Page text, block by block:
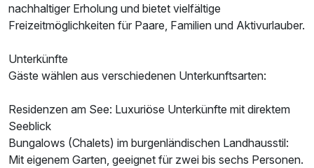
Ausstattung
Zusatznächte
Für 5 Tage p.P. ab832,00 €
nachhaltiger Erholung und bietet vielfältige
Freizeitmöglichkeiten für Paare, Familien und Aktivurlauber.
Unterkünfte
Gäste wählen aus verschiedenen Unterkunftsarten:
Residenzen am See: Luxuriöse Unterkünfte mit direktem
Seeblick
Bungalows (Chalets) im burgenländischen Landhausstil:
Mit eigenem Garten, geeignet für zwei bis sechs Personen.